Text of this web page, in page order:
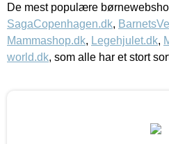
De mest populære
SagaCopenhagen.dk,
Mammashop.dk, Legehjulet.dk,
world.dk, som alle har et stort